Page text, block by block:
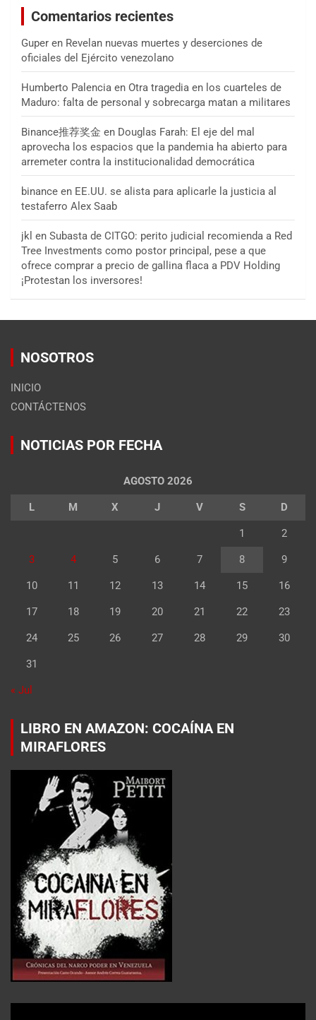
Comentarios recientes
Guper en Revelan nuevas muertes y deserciones de
oficiales del Ejército venezolano
Humberto Palencia en Otra tragedia en los cuarteles de
Maduro: falta de personal y sobrecarga matan a militares
Binance推荐奖金 en Douglas Farah: El eje del mal
aprovecha los espacios que la pandemia ha abierto para
arremeter contra la institucionalidad democrática
binance en EE.UU. se alista para aplicarle la justicia al
testaferro Alex Saab
jkl en Subasta de CITGO: perito judicial recomienda a Red
Tree Investments como postor principal, pese a que
ofrece comprar a precio de gallina flaca a PDV Holding
¡Protestan los inversores!
NOSOTROS
INICIO
CONTÁCTENOS
NOTICIAS POR FECHA
AGOSTO 2026
L M X J V S D
1 2
3 4 5 6 7 8 9
10 11 12 13 14 15 16
17 18 19 20 21 22 23
24 25 26 27 28 29 30
31
« Jul
LIBRO EN AMAZON: COCAÍNA EN
MIRAFLORES